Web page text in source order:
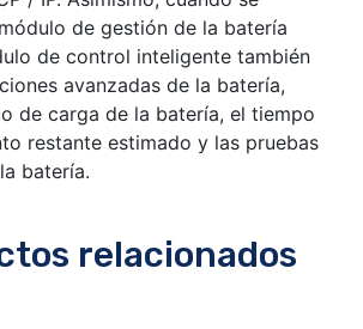
de gestión de la batería
de control inteligente también
avanzadas de la batería,
de carga de la batería, el tiempo
restante estimado y las pruebas
batería.
relacionados